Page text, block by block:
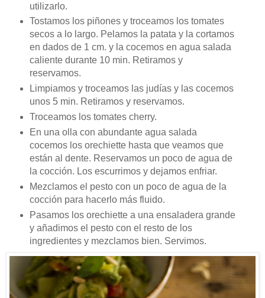
utilizarlo.
Tostamos los piñones y troceamos los tomates
secos a lo largo. Pelamos la patata y la cortamos
en dados de 1 cm. y la cocemos en agua salada
caliente durante 10 min. Retiramos y
reservamos.
Limpiamos y troceamos las judías y las cocemos
unos 5 min. Retiramos y reservamos.
Troceamos los tomates cherry.
En una olla con abundante agua salada
cocemos los orechiette hasta que veamos que
están al dente. Reservamos un poco de agua de
la cocción. Los escurrimos y dejamos enfriar.
Mezclamos el pesto con un poco de agua de la
cocción para hacerlo más fluido.
Pasamos los orechiette a una ensaladera grande
y añadimos el pesto con el resto de los
ingredientes y mezclamos bien. Servimos.